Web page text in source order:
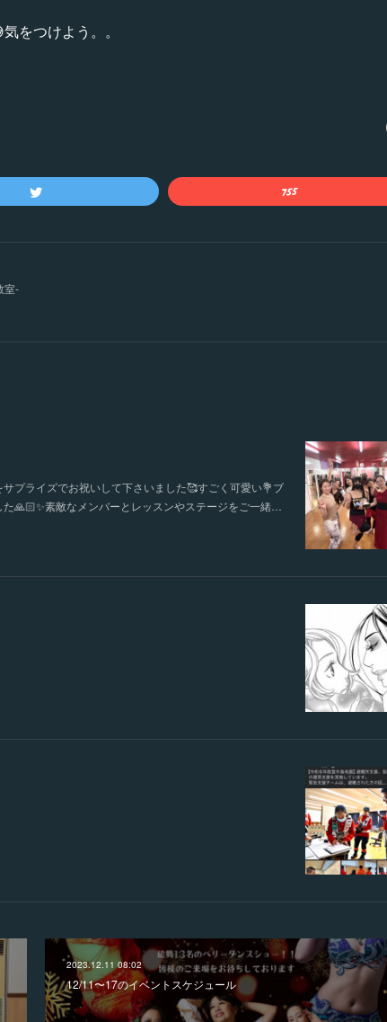
をつけよう。。
室-
プライズでお祝いして下さいました🥰すごく可愛い💐ブ
🙏🏻✨素敵なメンバーとレッスンやステージをご一緒…
2023.12.11 08:02
12/11〜17のイベントスケジュール